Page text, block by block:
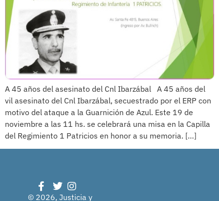
A 45 años del asesinato del Cnl Ibarzábal A 45 años del
vil asesinato del Cnl Ibarzábal, secuestrado por el ERP con
motivo del ataque a la Guarnición de Azul. Este 19 de
noviembre a las 11 hs. se celebrará una misa en la Capilla
del Regimiento 1 Patricios en honor a su memoria. […]
© 2026, Justicia y